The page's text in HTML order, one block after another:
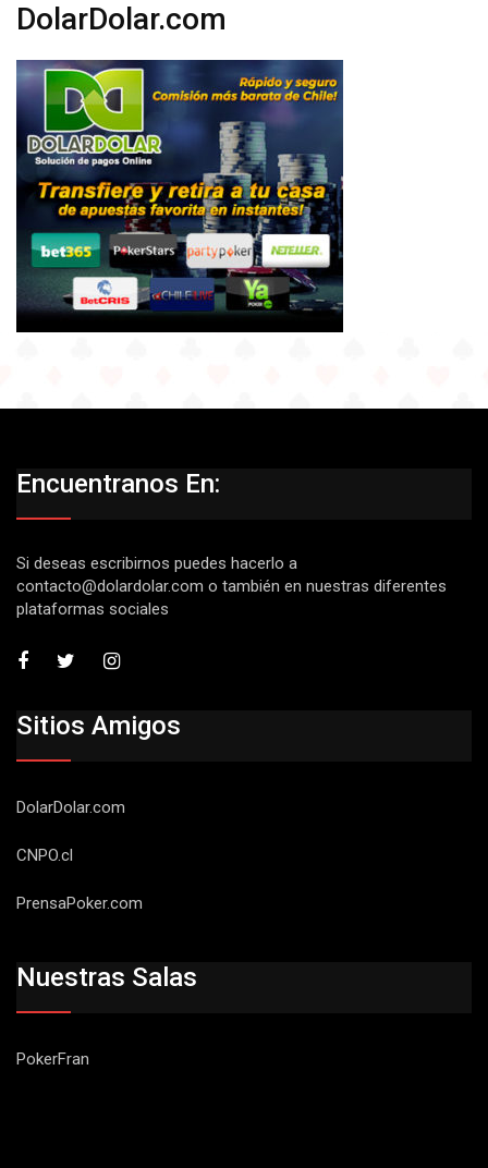
DolarDolar.com
Encuentranos En:
Si deseas escribirnos puedes hacerlo a
contacto@dolardolar.com o también en nuestras diferentes
plataformas sociales
Sitios Amigos
DolarDolar.com
CNPO.cl
PrensaPoker.com
Nuestras Salas
PokerFran